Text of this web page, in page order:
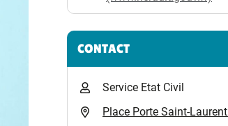
CONTACT
Service Etat Civil
Place Porte Saint-Laurent